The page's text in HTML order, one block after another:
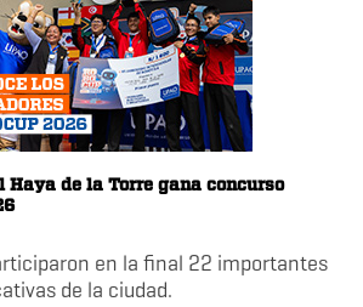
Haya de la Torre gana concurso
en la final 22 importantes
de la ciudad.